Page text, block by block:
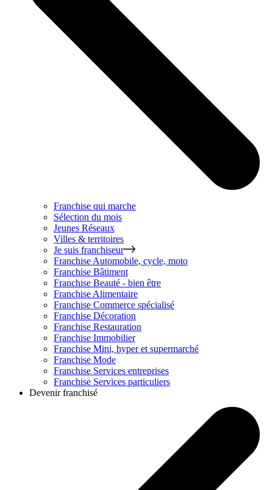
Franchise qui marche
Sélection du mois
Jeunes Réseaux
Villes & territoires
Je suis franchiseur
Franchise Automobile, cycle, moto
Franchise Bâtiment
Franchise Beauté - bien être
Franchise Alimentaire
Franchise Commerce spécialisé
Franchise Décoration
Franchise Restauration
Franchise Immobilier
Franchise Mini, hyper et supermarché
Franchise Mode
Franchise Services entreprises
Franchise Services particuliers
Devenir franchisé